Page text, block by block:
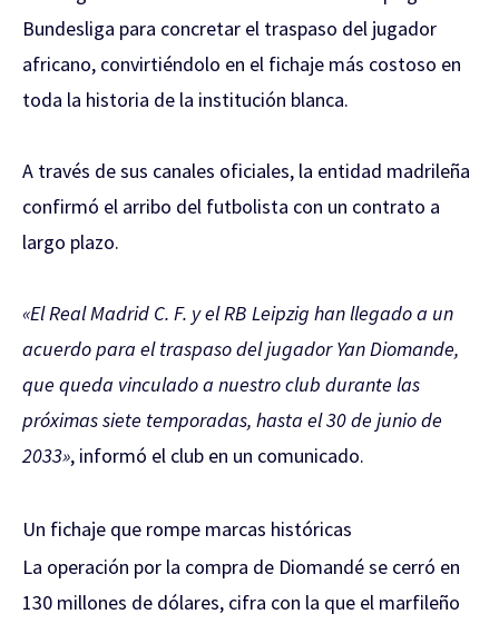
Bundesliga para concretar el traspaso del jugador
africano, convirtiéndolo en el fichaje más costoso en
toda la historia de la institución blanca.
A través de sus canales oficiales, la entidad madrileña
confirmó el arribo del futbolista con un contrato a
largo plazo.
«El Real Madrid C. F. y el RB Leipzig han llegado a un
acuerdo para el traspaso del jugador Yan Diomande,
que queda vinculado a nuestro club durante las
próximas siete temporadas, hasta el 30 de junio de
2033», informó el club en un comunicado.
Un fichaje que rompe marcas históricas
La operación por la compra de Diomandé se cerró en
130 millones de dólares, cifra con la que el marfileño